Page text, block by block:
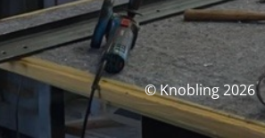
© Knobling 2026